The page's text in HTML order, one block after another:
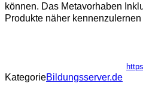
können. Das Metavorhaben
Produkte näher
KategorieBildungsserver.de